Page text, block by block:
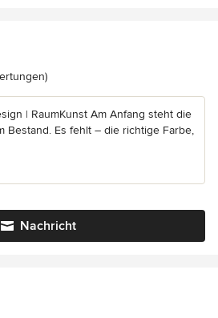
5 von 5 Sternen
| RaumKunst Am Anfang steht die
Bestand. Es fehlt – die richtige Farbe,
Nachricht